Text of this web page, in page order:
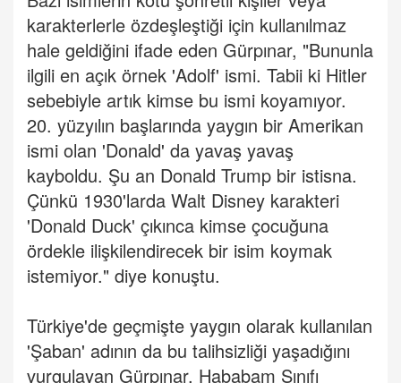
karakterlerle özdeşleştiği için kullanılmaz
hale geldiğini ifade eden Gürpınar, "Bununla
ilgili en açık örnek 'Adolf' ismi. Tabii ki Hitler
sebebiyle artık kimse bu ismi koyamıyor.
20. yüzyılın başlarında yaygın bir Amerikan
ismi olan 'Donald' da yavaş yavaş
kayboldu. Şu an Donald Trump bir istisna.
Çünkü 1930'larda Walt Disney karakteri
'Donald Duck' çıkınca kimse çocuğuna
ördekle ilişkilendirecek bir isim koymak
istemiyor." diye konuştu.
Türkiye'de geçmişte yaygın olarak kullanılan
'Şaban' adının da bu talihsizliği yaşadığını
vurgulayan Gürpınar, Hababam Sınıfı